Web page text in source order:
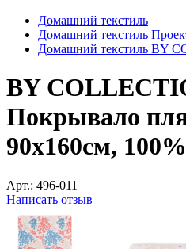
Домашний текстиль
Домашний текстиль
Домашний текстиль BY
BY
Покрывало
90х160см,
Арт.: 496-011
Написать отзыв